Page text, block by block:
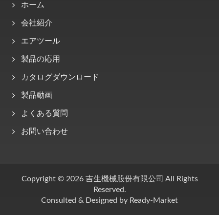
ホーム
会社紹介
エアツール
製品の応用
カタログダウンロード
製品動画
よくある質問
お問い合わせ
Copyright © 2026 吉生機械股份有限公司 All Rights
Reserved.
Consulted & Designed by Ready-Market